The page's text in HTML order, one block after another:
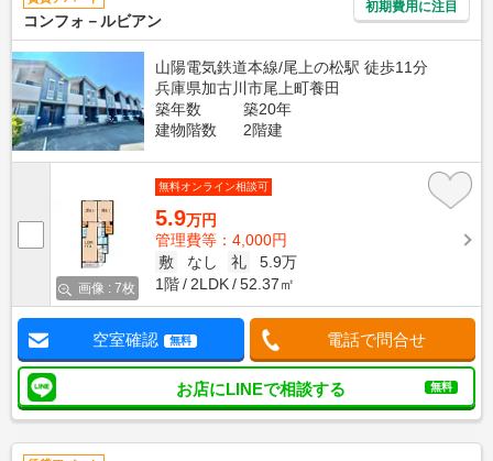
コンフォ－ルビアン
初期費用に注目
山陽電気鉄道本線/尾上の松駅 徒歩11分
兵庫県加古川市尾上町養田
築年数
築20年
建物階数
2階建
画像 : 7枚
無料オンライン相談可
5.9万円
管理費等：4,000円
敷
なし 礼
5.9万
1階
2LDK 52.37㎡
空室確認 無料 電話で問合せ
お店にLINEで相談する 無料